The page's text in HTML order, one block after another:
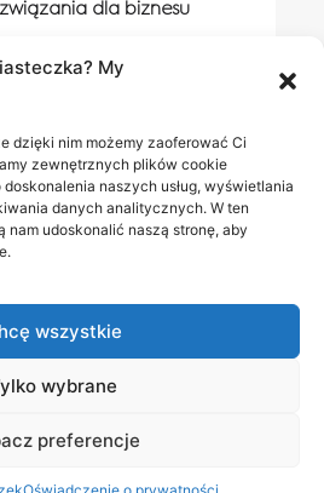
My
dzięki nim możemy zaoferować Ci
zewnętrznych plików cookie
naszych usług, wyświetlania
danych analitycznych. W ten
nam udoskonalić naszą stronę, aby
wszystkie
wybrane
preferencje
dla biznesu
Napisz do
RODO w INEABezpieczeństwo